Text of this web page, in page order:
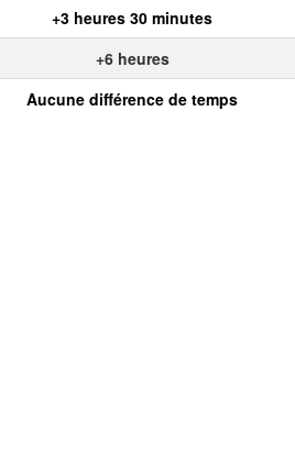
+3 heures 30 minutes
+6 heures
Aucune différence de temps